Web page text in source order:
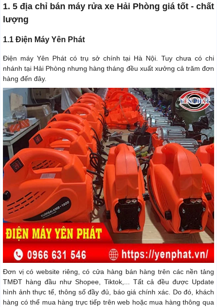
1. 5 địa chỉ bán máy rửa xe Hải Phòng giá tốt - chất
lượng
1.1 Điện Máy Yên Phát
Điện máy Yên Phát có trụ sở chính tại Hà Nội. Tuy chưa có chi
nhánh tại Hải Phòng nhưng hàng tháng đều xuất xưởng cả trăm đơn
hàng đến đây.
Đơn vị có website riêng, có cửa hàng bán hàng trên các nền tảng
TMĐT hàng đầu như Shopee, Tiktok,... Tất cả đều được Update
hình ảnh thực tế, thông số đầy đủ, báo giá chính xác. Do đó, khách
hàng có thể mua hàng trực tiếp trên web hoặc mua hàng thông qua